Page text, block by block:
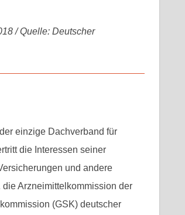
/ Quelle: Deutscher
einzige Dachverband für
die Interessen seiner
und andere
Arzneimittelkommission der
(GSK) deutscher